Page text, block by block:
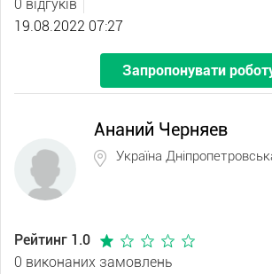
0 відгуків
19.08.2022 07:27
Запропонувати
Ананий Черняев
Україна
Рейтинг 1.0
0 виконаних замовлень